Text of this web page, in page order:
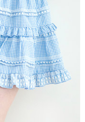
簡稱本公司）所提供，讓
由商店將買賣／分期付款
單繳交帳款。
目的，商店將以您的個人
進項蒐集、處理及利用，
、核對及更正。
userRule
交易完成。
您需要取消訂單，請聯絡
有效，需透過AFTEE先享
頁面顯示為準，若有關於
請聯繫「AFTEE先享後付
support/home
先享後付」服務完成之交
交易相關給付款項請求債